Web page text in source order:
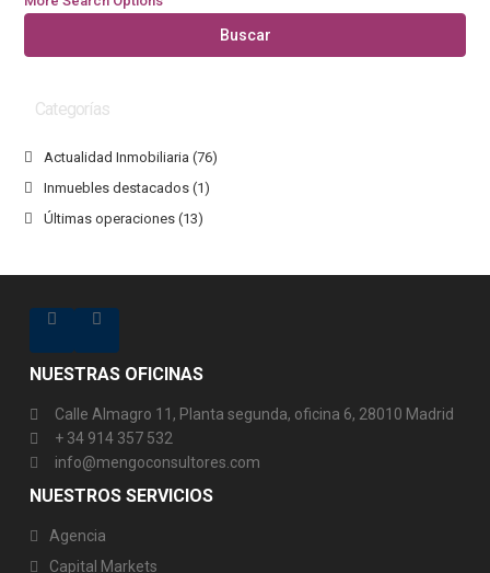
Buscar
Categorías
Actualidad Inmobiliaria (76)
Inmuebles destacados (1)
Últimas operaciones (13)
NUESTRAS OFICINAS
Calle Almagro 11, Planta segunda, oficina 6, 28010 Madrid
+ 34 914 357 532
info@mengoconsultores.com
NUESTROS SERVICIOS
Agencia
Capital Markets